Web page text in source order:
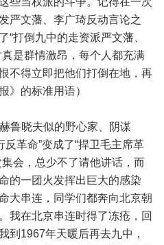
严文藩、李广琦反动言论之
“打倒九中的走资派严文藩、
是群情激昂，每个人都充满
不得立即把他们打倒在地，再
》的标准用语）
鲁晓夫似的野心家、阴谋
反革命”变成了“捍卫毛主席革
会，总少不了请他讲话，而
的一团火发挥出巨大的感染
大串连，同学们都奔向北京朝
我在北京串连时得了冻疮，回
到1967年天暖后再去九中，